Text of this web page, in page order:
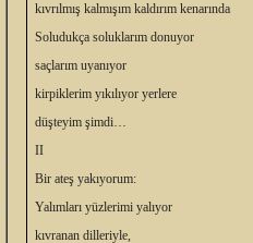
kıvrılmış kalmışım kaldırım kenarında
Soludukça soluklarım donuyor
saçlarım uyanıyor
kirpiklerim yıkılıyor yerlere
düşteyim şimdi…
II
Bir ateş yakıyorum:
Yalımları yüzlerimi yalıyor
kıvranan dilleriyle,